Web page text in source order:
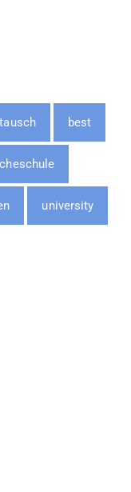
best
university